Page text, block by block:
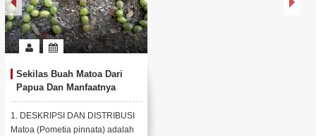
Sekilas Buah Matoa Dari
Papua Dan Manfaatnya
1. DESKRIPSI DAN DISTRIBUSI
Matoa (Pometia pinnata) adalah